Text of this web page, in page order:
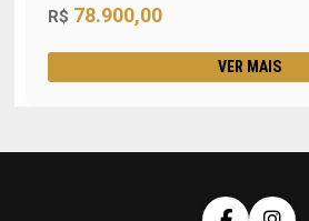
R$ 78.900,00
VER MAIS